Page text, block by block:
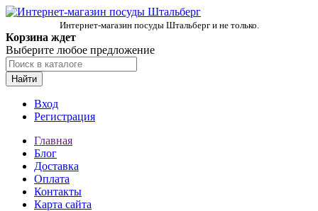
Интернет-магазин посуды Штальберг и не только.
Корзина ждет
Выберите любое предложение
Найти
Вход
Регистрация
Главная
Блог
Доставка
Оплата
Контакты
Карта сайта